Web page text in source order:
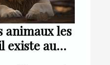
animaux les
existe au